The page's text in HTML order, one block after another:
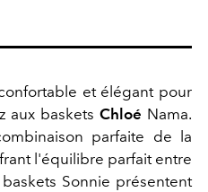
et élégant pour
aux basketsChloé Nama.
parfaite de la
l'équilibre parfait entre
Sonnie présentent